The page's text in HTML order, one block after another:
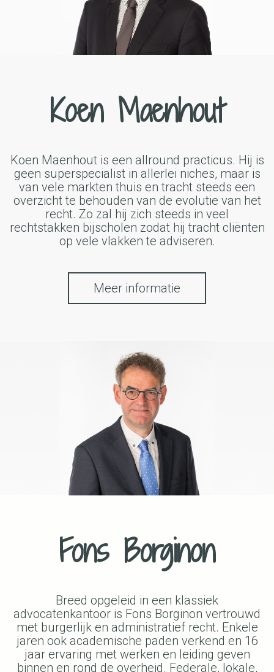
Koen Maenhout
Koen Maenhout is een allround practicus. Hij is
geen superspecialist in allerlei niches, maar is
van vele markten thuis en tracht steeds een
overzicht te behouden van de evolutie van het
recht. Zo zal hij zich steeds in veel
rechtstakken bijscholen zodat hij tracht cliënten
op vele vlakken te adviseren.
Meer informatie
Fons Borginon
Breed opgeleid in een klassiek
advocatenkantoor is Fons Borginon vertrouwd
met burgerlijk en administratief recht. Enkele
jaren ook academische paden verkend en 16
jaar ervaring met werken en leiding geven
binnen en rond de overheid. Federale, lokale,